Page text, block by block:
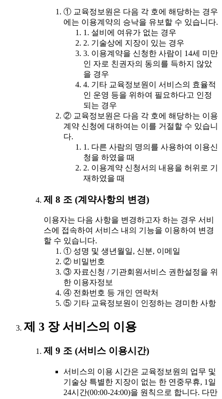
① 교육정보원은 다음 각 호에 해당하는 경우
에는 이용계약의 승낙을 유보할 수 있습니다.
1. 설비에 여유가 없는 경우
2. 기술상에 지장이 있는 경우
3. 이용계약을 신청한 사람이 14세 미만
인 자로 친권자의 동의를 득하지 않았
을 경우
4. 기타 교육정보원이 서비스의 효율적
인 운영 등을 위하여 필요하다고 인정
되는 경우
② 교육정보원은 다음 각 호에 해당하는 이용
계약 신청에 대하여는 이를 거절할 수 있습니
다.
1. 다른 사람의 명의를 사용하여 이용신
청을 하였을 때
2. 이용계약 신청서의 내용을 허위로 기
재하였을 때
제 8 조 (계약사항의 변경)
이용자는 다음 사항을 변경하고자 하는 경우 서비
스에 접속하여 서비스 내의 기능을 이용하여 변경
할 수 있습니다.
① 성명 및 생년월일, 신분, 이메일
② 비밀번호
③ 자료신청 / 기관회원서비스 권한설정을 위
한 이용자정보
④ 전화번호 등 개인 연락처
⑤ 기타 교육정보원이 인정하는 경미한 사항
제 3 장 서비스의 이용
제 9 조 (서비스 이용시간)
서비스의 이용 시간은 교육정보원의 업무 및
기술상 특별한 지장이 없는 한 연중무휴, 1일
24시간(00:00-24:00)을 원칙으로 합니다. 다만